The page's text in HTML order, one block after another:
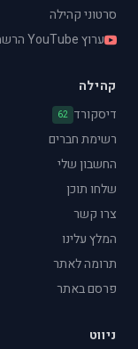
סרטוני קהילה
ערוץ YouTube הרשמי
קהילה
דיסקורד 62
רשימת חברים
החשבון שלי
שלחו תוכן
צרו קשר
המלץ עלינו
תרומה לאתר
פרסם באתר
ניווט